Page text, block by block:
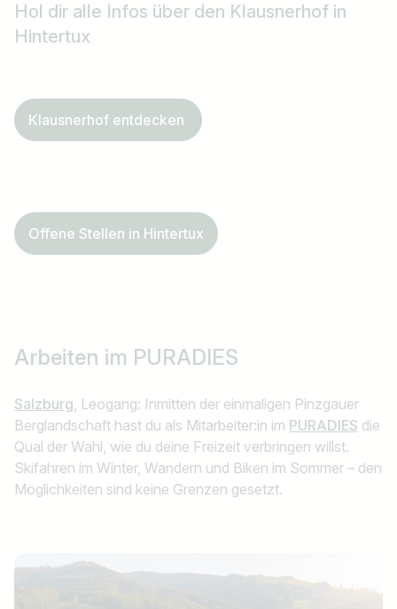
Hol dir alle Infos über den Klausnerhof in
Hintertux
Klausnerhof entdecken
Offene Stellen in Hintertux
Arbeiten im PURADIES
Salzburg, Leogang: Inmitten der einmaligen Pinzgauer
Berglandschaft hast du als Mitarbeiter:in im PURADIES die
Qual der Wahl, wie du deine Freizeit verbringen willst.
Skifahren im Winter, Wandern und Biken im Sommer – den
Möglichkeiten sind keine Grenzen gesetzt.